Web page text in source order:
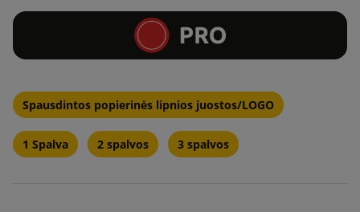
Spausdintos popierinės lipnios juostos/LOGO
1 Spalva 2 spalvos 3 spalvos